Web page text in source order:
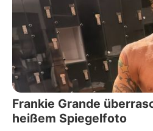
Frankie Grande
heißem Spiegelfoto